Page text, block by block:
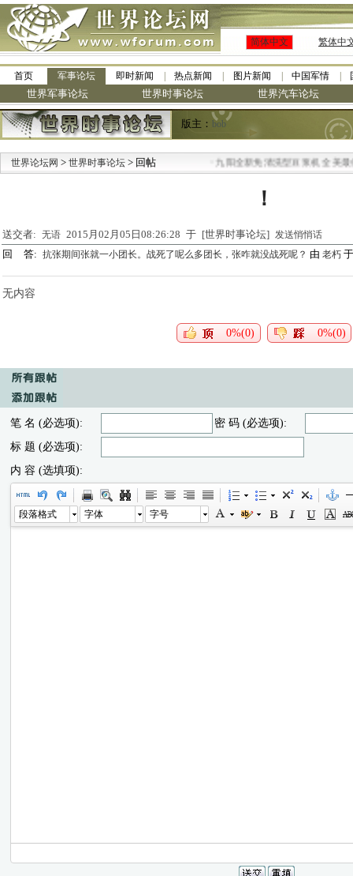
简体中文 繁体中
首页 军事论坛 即时新闻 热点新闻 图片新闻 中国军情
世界军事论坛 世界时事论坛 世界汽车论坛
版主： bob
世界论坛网 > 世界时事论坛 > 回帖 九阳全新免清洗型豆浆机 全美最低
！
送交者: 无语 2015月02月05日08:26:28 于 [世界时事论坛] 发送悄悄话
回 答: 抗张期间张就一小团长。战死了呢么多团长，张咋就没战死呢？ 由 老朽
无内容
0%(0) 0%(0)
笔 名 (必选项):
密 码 (必选项):
标 题 (必选项):
内 容 (选填项):
段落格式 字体 字号